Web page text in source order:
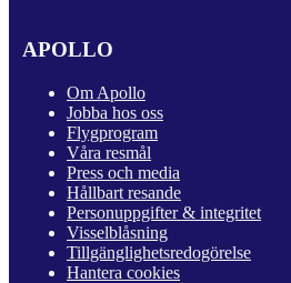
APOLLO
Om Apollo
Jobba hos oss
Flygprogram
Våra resmål
Press och media
Hållbart resande
Personuppgifter & integritet
Visselblåsning
Tillgänglighetsredogörelse
Hantera cookies